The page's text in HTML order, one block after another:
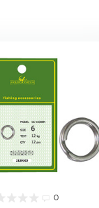
0